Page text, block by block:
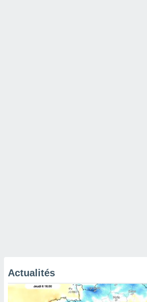
Actualités